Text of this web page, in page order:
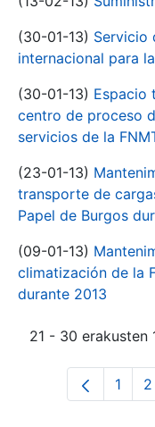
(30-01-13) Servicio
internacional para
(30-01-13) Espacio
centro de proceso
servicios de la
(23-01-13)
transporte de
Papel de Burgos
(09-01-13)
climatización de la
durante 2013
21 - 30 erakusten
1 2